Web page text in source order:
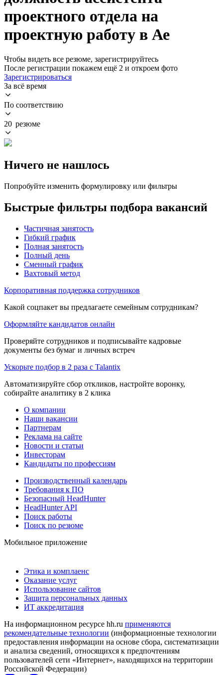
проектного отдела на
проектную работу в Ае
Чтобы видеть все резюме, зарегистрируйтесь
После регистрации покажем ещё 2 и откроем фото
Зарегистрироваться
За всё время
По соответствию
20 резюме
Ничего не нашлось
Попробуйте изменить формулировку или фильтры
Быстрые фильтры подбора вакансий
Частичная занятость
Гибкий график
Полная занятость
Полный день
Сменный график
Вахтовый метод
Корпоративная поддержка сотрудников
Какой соцпакет вы предлагаете семейным сотрудникам?
Оформляйте кандидатов онлайн
Проверяйте сотрудников и подписывайте кадровые
документы без бумаг и личных встреч
Ускорьте подбор в 2 раза с Talantix
Автоматизируйте сбор откликов, настройте воронку,
собирайте аналитику в 2 клика
О компании
Наши вакансии
Партнерам
Реклама на сайте
Новости и статьи
Инвесторам
Кандидаты по профессиям
Производственный календарь
Требования к ПО
Безопасный HeadHunter
HeadHunter API
Поиск работы
Поиск по резюме
Мобильное приложение
Этика и комплаенс
Оказание услуг
Использование сайтов
Защита персональных данных
ИТ аккредитация
На информационном ресурсе hh.ru применяются
рекомендательные технологии (информационные технологии
предоставления информации на основе сбора, систематизации
и анализа сведений, относящихся к предпочтениям
пользователей сети «Интернет», находящихся на территории
Российской Федерации)